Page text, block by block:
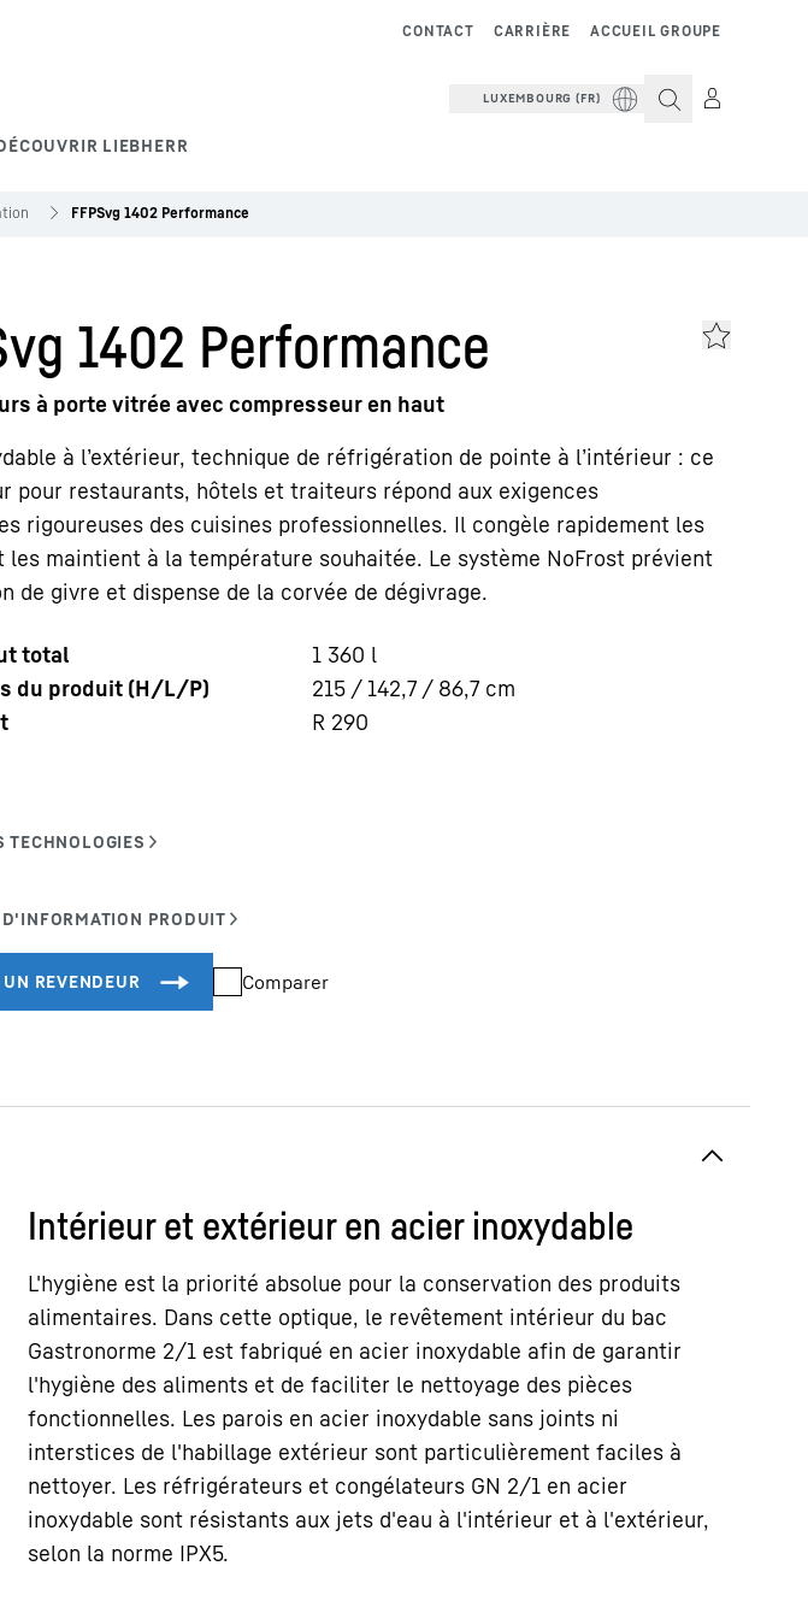
LIEBHERR
ACCUEIL GROUPE
CARRIÈRE
CONTACT
LUXEMBOURG (FR)
FFPSvg 1402 Performance
1402 Performance
à porte vitrée avec compresseur en haut
à l’extérieur, technique de réfrigération de pointe à l’intérieur : ce
pour restaurants, hôtels et traiteurs répond aux exigences
rigoureuses des cuisines professionnelles. Il congèle rapidement les
les maintient à la température souhaitée. Le système NoFrost prévient
de givre et dispense de la corvée de dégivrage.
total 1 360 l
du produit (H/L/P)
215 / 142,7 / 86,7 cm
R 290
Comparer
Intérieur et extérieur en acier inoxydable
L'hygiène est la priorité absolue pour la conservation des produits
alimentaires. Dans cette optique, le revêtement intérieur du bac
Gastronorme 2/1 est fabriqué en acier inoxydable afin de garantir
l'hygiène des aliments et de faciliter le nettoyage des pièces
fonctionnelles. Les parois en acier inoxydable sans joints ni
interstices de l'habillage extérieur sont particulièrement faciles à
nettoyer. Les réfrigérateurs et congélateurs GN 2/1 en acier
inoxydable sont résistants aux jets d'eau à l'intérieur et à l'extérieur,
selon la norme IPX5.